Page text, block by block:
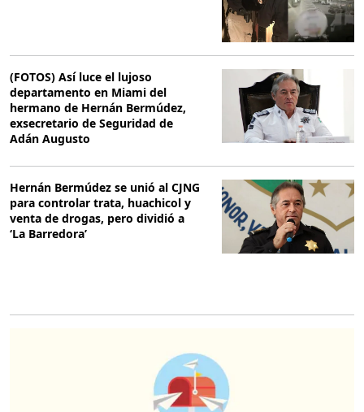
(FOTOS) Así luce el lujoso
departamento en Miami del
hermano de Hernán Bermúdez,
exsecretario de Seguridad de
Adán Augusto
Hernán Bermúdez se unió al CJNG
para controlar trata, huachicol y
venta de drogas, pero dividió a
‘La Barredora’